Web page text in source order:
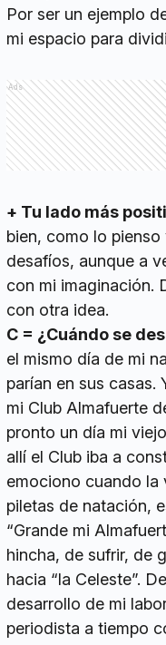
Por ser un ejemplo
mi espacio para
Ads
+ Tu lado más
bien, como lo
desafíos, aunque a
con mi imaginación.
con otra idea.
C = ¿Cuándo se
el mismo día de mi
parían en sus
mi Club Almafuerte
pronto un día mi
allí el Club iba a
emociono cuando la
piletas de natación,
“Grande mi
hincha, de sufrir, de
hacia “la Celeste”.
desarrollo de mi
periodista a tiempo